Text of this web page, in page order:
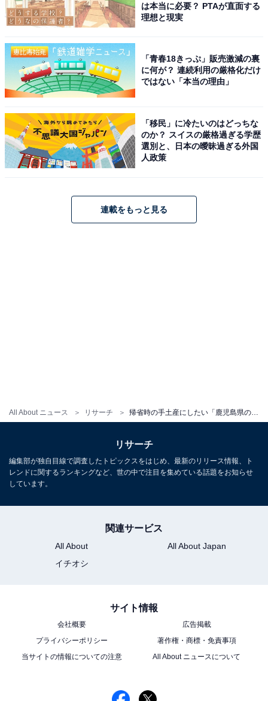
All About ニュース リサーチ
次ページ 10位までのランキング結果を見る
1 2
は本当に必要？ PTAが直面する
理想と現実
「青春18きっぷ」販売激減の裏
に何が？ 連続利用の厳格化だけ
ではない「本当の理由」
「移民」に冷たいのはどっちな
のか？ スイスの厳格過ぎる学歴
選別と、日本の曖昧過ぎる外国
人政策
連載をもっと見る
リサーチ
編集部が独自目線で調査したトピックスをはじめ、最新のリリース情報、ト
レンドに関するランキングなど、世の中で注目を集めている話題をお知らせ
しています。
関連サービス
All About
All About Japan
イチオシ
サイト情報
会社概要
広告掲載
プライバシーポリシー
著作権・商標・免責事項
当サイトの情報についての注意
All About ニュースについて